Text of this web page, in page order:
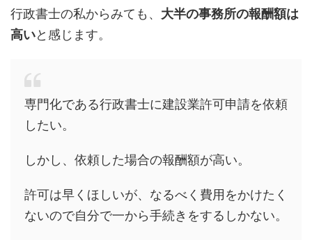
行政書士の私からみても、 大半の事務所の報酬額は
高いと感じます。
専門化である行政書士に建設業許可申請を依頼
したい。
しかし、依頼した場合の報酬額が高い。
許可は早くほしいが、なるべく費用をかけたく
ないので自分で一から手続きをするしかない。